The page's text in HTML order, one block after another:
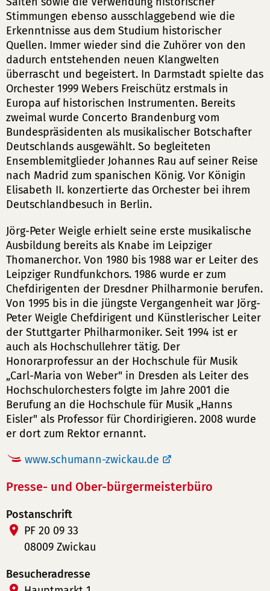
Stimmungen ebenso ausschlaggebend wie die
Erkenntnisse aus dem Studium historischer
Quellen. Immer wieder sind die Zuhörer von den
dadurch entstehenden neuen Klangwelten
überrascht und begeistert. In Darmstadt spielte das
Orchester 1999 Webers Freischütz erstmals in
Europa auf historischen Instrumenten. Bereits
zweimal wurde Concerto Brandenburg vom
Bundespräsidenten als musikalischer Botschafter
Deutschlands ausgewählt. So begleiteten
Ensemblemitglieder Johannes Rau auf seiner Reise
nach Madrid zum spanischen König. Vor Königin
Elisabeth II. konzertierte das Orchester bei ihrem
Deutschlandbesuch in Berlin.
Jörg-Peter Weigle erhielt seine erste musikalische
Ausbildung bereits als Knabe im Leipziger
Thomanerchor. Von 1980 bis 1988 war er Leiter des
Leipziger Rundfunkchors. 1986 wurde er zum
Chefdirigenten der Dresdner Philharmonie berufen.
Von 1995 bis in die jüngste Vergangenheit war Jörg-
Peter Weigle Chefdirigent und Künstlerischer Leiter
der Stuttgarter Philharmoniker. Seit 1994 ist er
auch als Hochschullehrer tätig. Der
Honorarprofessur an der Hochschule für Musik
„Carl-Maria von Weber" in Dresden als Leiter des
Hochschulorchesters folgte im Jahre 2001 die
Berufung an die Hochschule für Musik „Hanns
Eisler" als Professor für Chordirigieren. 2008 wurde
er dort zum Rektor ernannt.
www.schumann-zwickau.de
Presse- und Ober-bürgermeisterbüro
Postanschrift
PF 20 09 33
08009 Zwickau
Besucheradresse